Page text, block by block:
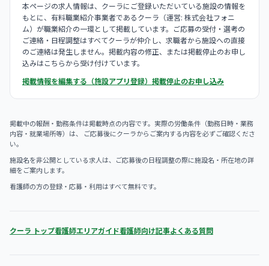
本ページの求人情報は、クーラにご登録いただいている施設の情報を
もとに、有料職業紹介事業者であるクーラ（運営: 株式会社フォニ
ム）が職業紹介の一環として掲載しています。ご応募の受付・選考の
ご連絡・日程調整はすべてクーラが仲介し、求職者から施設への直接
のご連絡は発生しません。掲載内容の修正、または掲載停止のお申し
込みはこちらから受け付けています。
掲載情報を編集する（施設アプリ登録） 掲載停止のお申し込み
掲載中の報酬・勤務条件は掲載時点の内容です。実際の労働条件（勤務日時・業務
内容・就業場所等）は、 ご応募後にクーラからご案内する内容を必ずご確認くださ
い。
施設名を非公開としている求人は、ご応募後の日程調整の際に施設名・所在地の詳
細をご案内します。
看護師の方の登録・応募・利用はすべて無料です。
クーラ トップ看護師エリアガイド看護師向け記事よくある質問